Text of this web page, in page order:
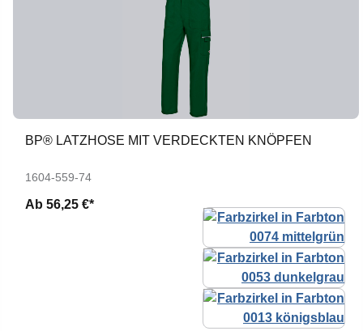
BP® LATZHOSE MIT VERDECKTEN KNÖPFEN
1604-559-74
Ab 56,25 €*